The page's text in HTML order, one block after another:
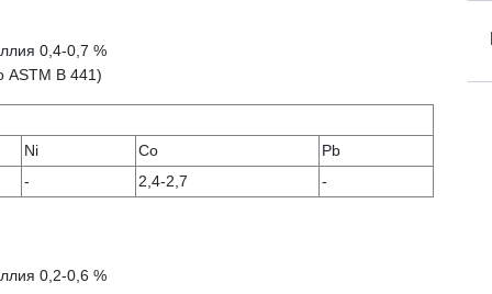
0,4-0,7 %
ASTM B 441)
Ni Co
Pb
-
2,4-2,7 -
0,2-0,6 %